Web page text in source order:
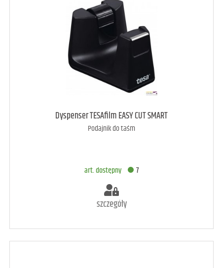
art. raczej dostępny 4
Dyspenser TESAfilm EASY CUT SMART
Podajnik do taśm
art. dostępny 7
szczegóły